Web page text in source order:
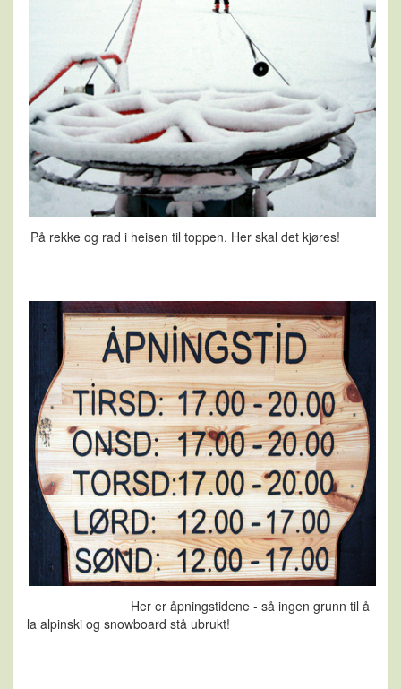
På rekke og rad i heisen til toppen. Her skal det kjøres!
Her er åpningstidene - så ingen grunn til å
la alpinski og snowboard stå ubrukt!